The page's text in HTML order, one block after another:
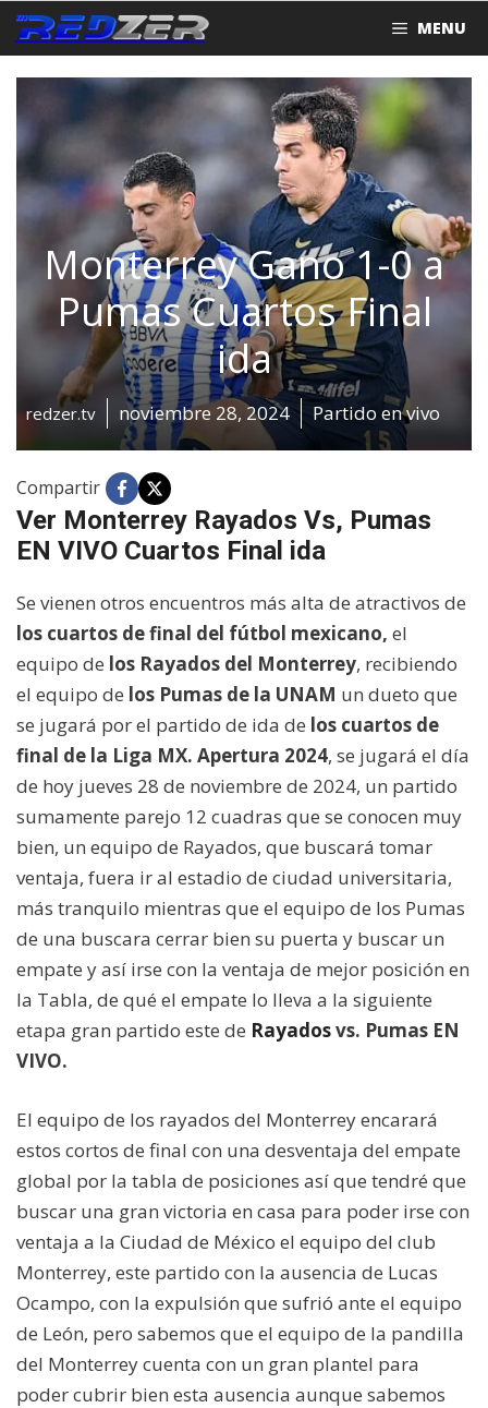
Saltar
al
contenido
MENU
Monterrey Gano 1-0 a
Pumas Cuartos Final
ida
redzer.tv noviembre 28, 2024 Partido en vivo
Compartir
Ver Monterrey Rayados Vs, Pumas
EN VIVO Cuartos Final ida
Se vienen otros encuentros más alta de atractivos de
los cuartos de final del fútbol mexicano, el
equipo de los Rayados del Monterrey, recibiendo
el equipo de los Pumas de la UNAM un dueto que
se jugará por el partido de ida de los cuartos de
final de la Liga MX. Apertura 2024, se jugará el día
de hoy jueves 28 de noviembre de 2024, un partido
sumamente parejo 12 cuadras que se conocen muy
bien, un equipo de Rayados, que buscará tomar
ventaja, fuera ir al estadio de ciudad universitaria,
más tranquilo mientras que el equipo de los Pumas
de una buscara cerrar bien su puerta y buscar un
empate y así irse con la ventaja de mejor posición en
la Tabla, de qué el empate lo lleva a la siguiente
etapa gran partido este de Rayadosvs. Pumas EN
VIVO.
El equipo de los rayados del Monterrey encarará
estos cortos de final con una desventaja del empate
global por la tabla de posiciones así que tendré que
buscar una gran victoria en casa para poder irse con
ventaja a la Ciudad de México el equipo del club
Monterrey, este partido con la ausencia de Lucas
Ocampo, con la expulsión que sufrió ante el equipo
de León, pero sabemos que el equipo de la pandilla
del Monterrey cuenta con un gran plantel para
poder cubrir bien esta ausencia aunque sabemos